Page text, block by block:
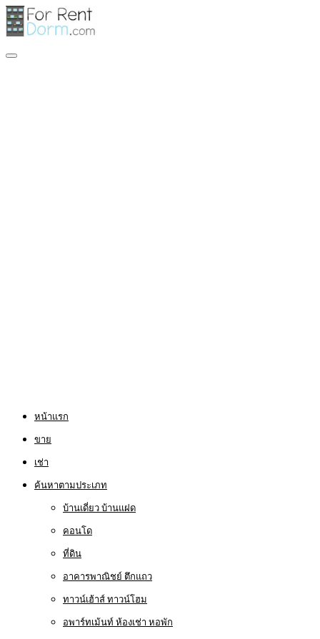
หน้าแรก
ขาย
เช่า
ค้นหาตามประเภท
บ้านเดี่ยว บ้านแฝด
คอนโด
ที่ดิน
อาคารพาณิชย์ ตึกแถว
ทาวน์เฮ้าส์ ทาวน์โฮม
อพาร์ทเม้นท์ ห้องเช่า หอพัก